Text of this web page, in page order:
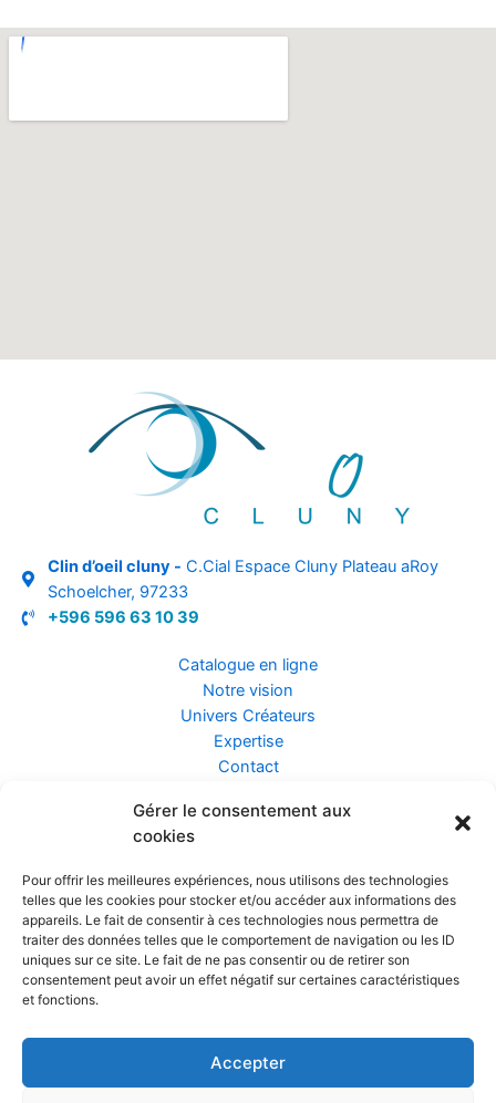
Gérer le consentement aux
cookies
Pour offrir les meilleures expériences, nous utilisons des technologies
telles que les cookies pour stocker et/ou accéder aux informations des
appareils. Le fait de consentir à ces technologies nous permettra de
traiter des données telles que le comportement de navigation ou les ID
uniques sur ce site. Le fait de ne pas consentir ou de retirer son
consentement peut avoir un effet négatif sur certaines caractéristiques
et fonctions.
Accepter
Clin d’oeil cluny - C.Cial Espace Cluny Plateau aRoy
Schoelcher, 97233
+596 596 63 10 39
Catalogue en ligne
Notre vision
Univers Créateurs
Expertise
Contact
Assurance ZEN
Confidentialité et Données
Conditions Générales de Vente